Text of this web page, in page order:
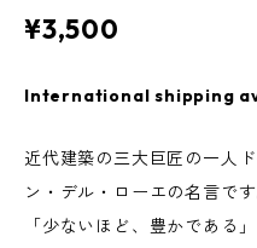
¥3,500
International shipping
近代建築の三大巨匠の一人
ン・デル・ローエの名言です
「少ないほど、豊かである